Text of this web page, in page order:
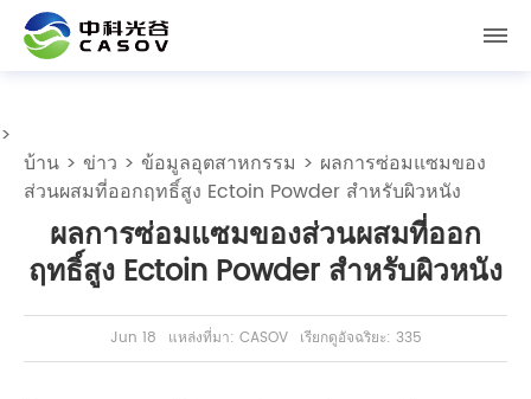
>
บ้าน > ข่าว > ข้อมูลอุตสาหกรรม > ผลการซ่อมแซมของ
ส่วนผสมที่ออกฤทธิ์สูง Ectoin Powder สำหรับผิวหนัง
ผลการซ่อมแซมของส่วนผสมที่ออก
ฤทธิ์สูง Ectoin Powder สำหรับผิวหนัง
Jun 18 แหล่งที่มา: CASOV เรียกดูอัจฉริยะ: 335